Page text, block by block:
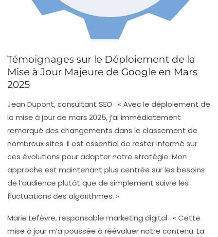
Témoignages sur le Déploiement de la
Mise à Jour Majeure de Google en Mars
2025
Jean Dupont, consultant SEO : « Avec le déploiement de
la mise à jour de mars 2025, j’ai immédiatement
remarqué des changements dans le classement de
nombreux sites. Il est essentiel de rester informé sur
ces évolutions pour adapter notre stratégie. Mon
approche est maintenant plus centrée sur les besoins
de l’audience plutôt que de simplement suivre les
fluctuations des algorithmes. »
Marie Lefèvre, responsable marketing digital : « Cette
mise à jour m’a poussée à réévaluer notre contenu. La